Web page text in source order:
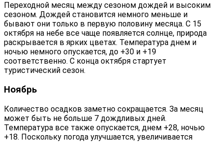
Переходной месяц между сезоном дождей и высоким
сезоном. Дождей становится немного меньше и
бывают они только в первую половину месяца. С 15
октября на небе все чаще появляется солнце, природа
раскрывается в ярких цветах. Температура днем и
ночью немного опускается, до +30 и +19
соответственно. С конца октября стартует
туристический сезон.
Ноябрь
Количество осадков заметно сокращается. За месяц
может быть не больше 7 дождливых дней.
Температура все также опускается, днем +28, ночью
+18. Поскольку погода улучшается, увеличивается